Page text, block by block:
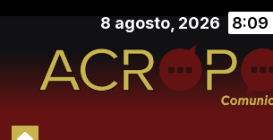
contenido
8 agosto, 2026 8:09